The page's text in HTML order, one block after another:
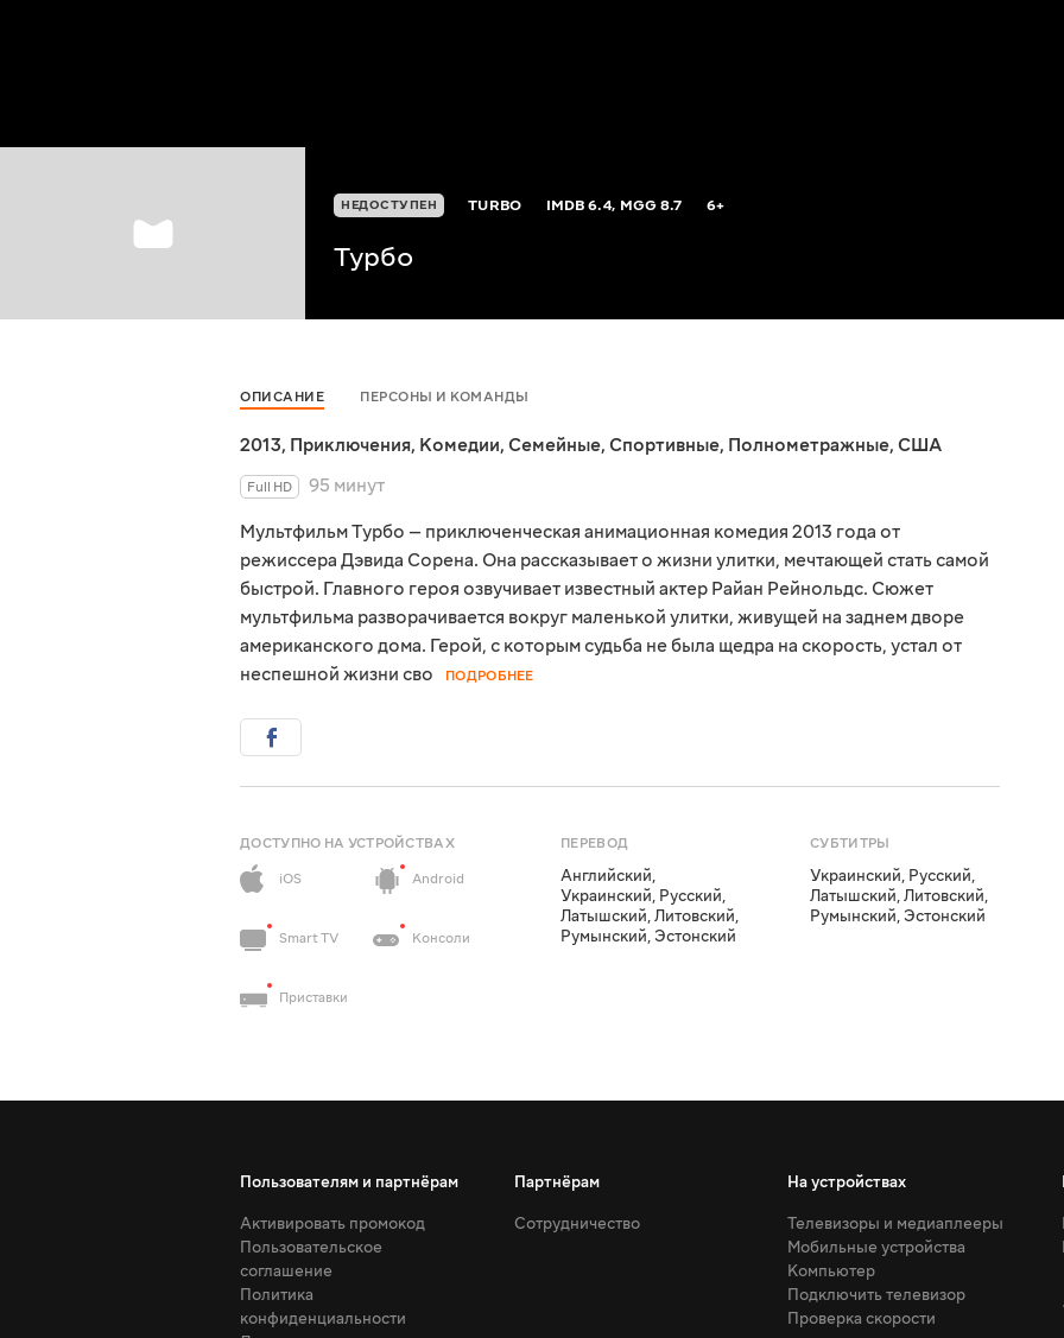
НЕДОСТУПЕН TURBO IMDB6.4, MGG8.7 6+
Турбо
ОПИСАНИЕ ПЕРСОНЫ И КОМАНДЫ
2013, Приключения, Комедии, Семейные, Спортивные, Полнометражные, США
Full HD
95 минут
Мультфильм Турбо — приключенческая анимационная комедия 2013 года от
режиссера Дэвида Сорена. Она рассказывает о жизни улитки, мечтающей стать самой
быстрой. Главного героя озвучивает известный актер Райан Рейнольдс. Сюжет
мультфильма разворачивается вокруг маленькой улитки, живущей на заднем дворе
американского дома. Герой, с которым судьба не была щедра на скорость, устал от
неспешной жизни сво
ПОДРОБНЕЕ
ДОСТУПНО НА УСТРОЙСТВАХ
iOS
Android
Smart TV Консоли
Приставки
ПЕРЕВОД
Английский,
Украинский, Русский,
Латышский,Литовский,
Румынский,Эстонский
СУБТИТРЫ
Украинский, Русский,
Латышский,Литовский,
Румынский,Эстонский
Пользователям и партнёрам
Активировать промокод
Пользовательское
соглашение
Политика
конфиденциальности
Партнёрам
Сотрудничество
На устройствах
Телевизоры и медиаплееры
Мобильные устройства
Компьютер
Подключить телевизор
Проверка скорости